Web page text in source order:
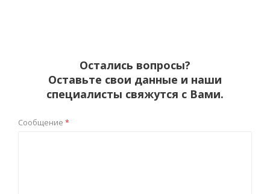
Остались вопросы?
Оставьте свои данные и наши
специалисты свяжутся с Вами.
Сообщение *